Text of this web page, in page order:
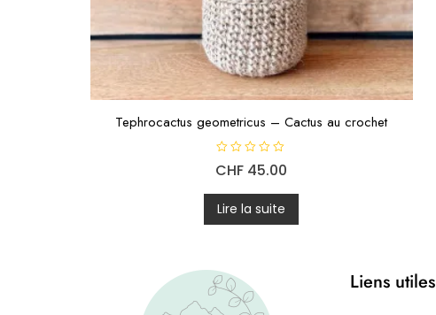
Tephrocactus geometricus – Cactus au crochet
o
e
0
s
u
CHF 45.00
Lire la suite
Liens utiles